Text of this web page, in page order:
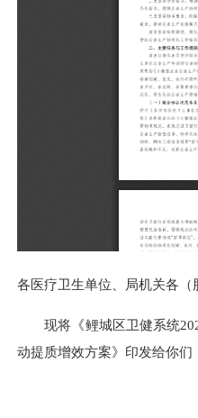
各医疗卫生单位、局机关各（
现将《鲤城区卫健系统
动提质增效方案》印发给你们